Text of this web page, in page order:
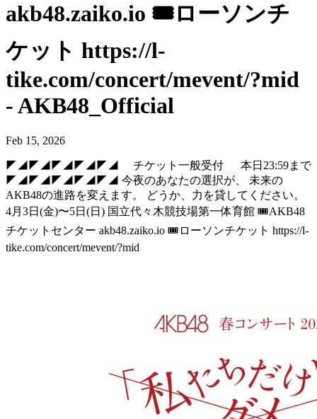
akb48.zaiko.io 🎟ローソンチ
ケット https://l-
tike.com/concert/mevent/?mid
- AKB48_Official
Feb 15, 2026
◤◢◤◢◤◢◤◢◤◢ チケット一般受付 本日23:59まで
◤◢◤◢◤◢◤◢◤◢ 今夜のあなたの選択が、 未来の
AKB48の進路を変えます。 どうか、力を貸してください。
4月3日(金)〜5日(日) 国立代々木競技場第一体育館 🎟AKB48
チケットセンター akb48.zaiko.io 🎟ローソンチケット https://l-
tike.com/concert/mevent/?mid